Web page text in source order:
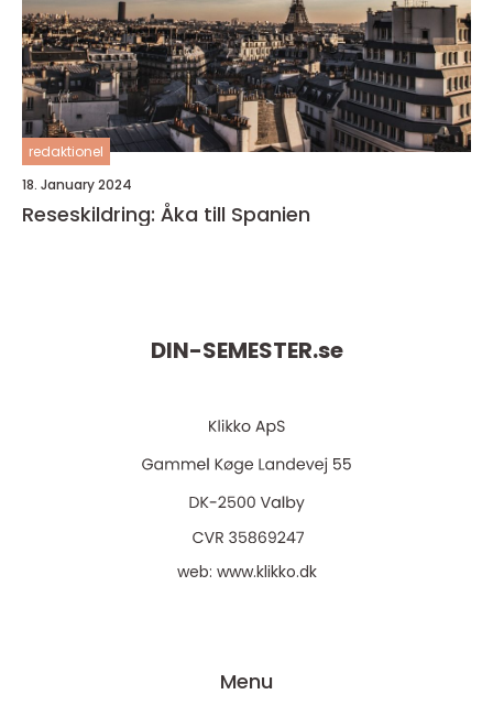
redaktionel
18. January 2024
Reseskildring: Åka till Spanien
DIN-SEMESTER.se
web: www.klikko.dk
Menu